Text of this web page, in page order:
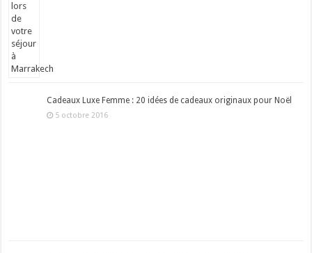
Cadeaux Luxe Femme : 20 idées de cadeaux originaux pour Noël
5 octobre 2016